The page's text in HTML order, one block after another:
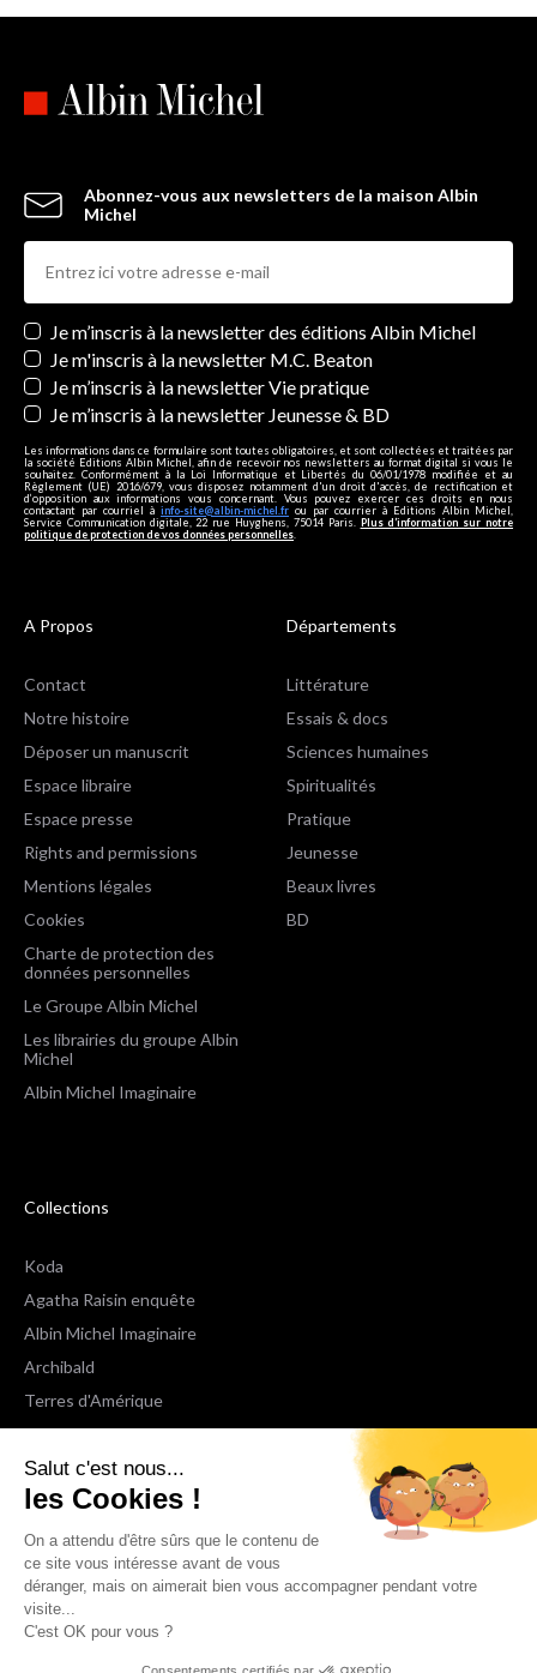
Salut c'est nous...
les Cookies !
On a attendu d'être sûrs que le contenu de
ce site vous intéresse avant de vous
déranger, mais on aimerait bien vous accompagner pendant votre
visite...
C'est OK pour vous ?
Consentements certifiés par
Abonnez-vous aux newsletters de la maison Albin
Michel
Newsletters
Je m’inscris à la newsletter des éditions Albin Michel
Je m'inscris à la newsletter M.C. Beaton
Je m’inscris à la newsletter Vie pratique
Je m’inscris à la newsletter Jeunesse & BD
Les informations dans ce formulaire sont toutes obligatoires, et sont collectées et traitées par
la société Editions Albin Michel, afin de recevoir nos newsletters au format digital si vous le
souhaitez. Conformément à la Loi Informatique et Libertés du 06/01/1978 modifiée et au
Règlement (UE) 2016/679, vous disposez notamment d'un droit d'accès, de rectification et
d’opposition aux informations vous concernant. Vous pouvez exercer ces droits en nous
contactant par courriel à info-site@albin-michel.fr ou par courrier à Editions Albin Michel,
Service Communication digitale, 22 rue Huyghens, 75014 Paris. Plus d’information sur notre
politique de protection de vos données personnelles
A Propos
Contact
Notre histoire
Déposer un manuscrit
Espace libraire
Espace presse
Rights and permissions
Mentions légales
Cookies
Charte de protection des
données personnelles
Le Groupe Albin Michel
Les librairies du groupe Albin
Michel
Albin Michel Imaginaire
Départements
Littérature
Essais & docs
Sciences humaines
Spiritualités
Pratique
Jeunesse
Beaux livres
BD
Collections
Koda
Agatha Raisin enquête
Albin Michel Imaginaire
Archibald
Terres d'Amérique
Espaces Libres Poche
NOX
Wiz
Voir toutes les collections
Nous suivre